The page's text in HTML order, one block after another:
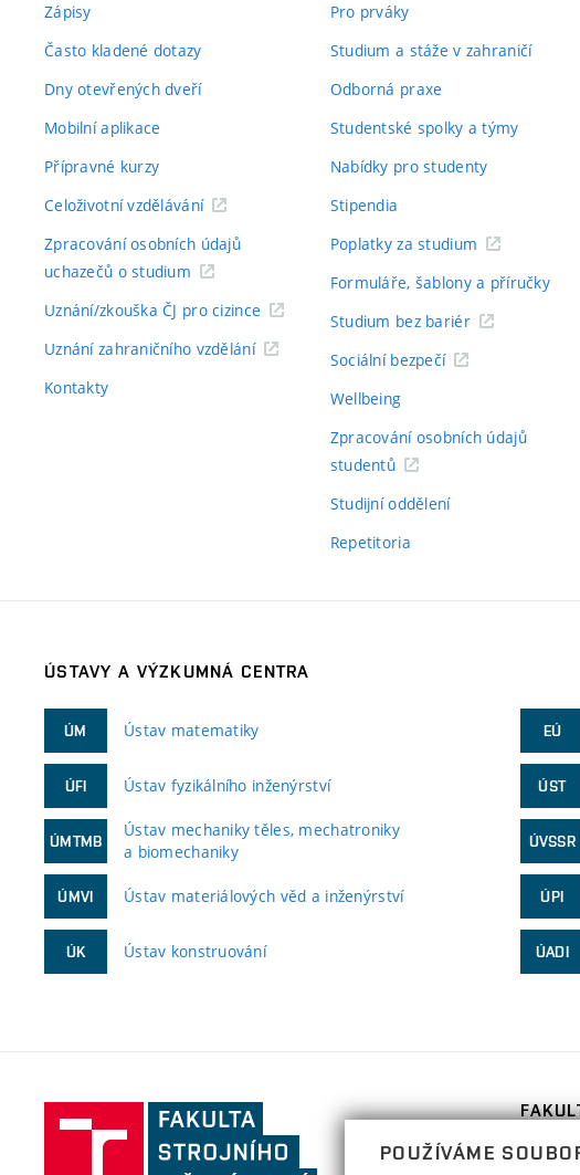
Zápisy
Často kladené dotazy
Dny otevřených dveří
Mobilní aplikace
Přípravné kurzy
Celoživotní vzdělávání
Zpracování osobních údajů
uchazečů o studium
Uznání/zkouška ČJ pro cizince
Uznání zahraničního vzdělání
Kontakty
Pro prváky
Studium a stáže v zahraničí
Odborná praxe
Studentské spolky a týmy
Nabídky pro studenty
Stipendia
Poplatky za studium
Formuláře, šablony a příručky
Studium bez bariér
Sociální bezpečí
Wellbeing
Zpracování osobních údajů
studentů
Studijní oddělení
Repetitoria
ÚSTAVY A VÝZKUMNÁ CENTRA
ÚM Ústav matematiky
ÚFI Ústav fyzikálního inženýrství
ÚMTMB
Ústav mechaniky těles, mechatroniky
a biomechaniky
ÚMVI Ústav materiálových věd a inženýrství
ÚK Ústav konstruování
EÚ
ÚST
ÚVSSR
ÚPI
ÚADI
Fakulta
inženýrství,
POUŽÍVÁME